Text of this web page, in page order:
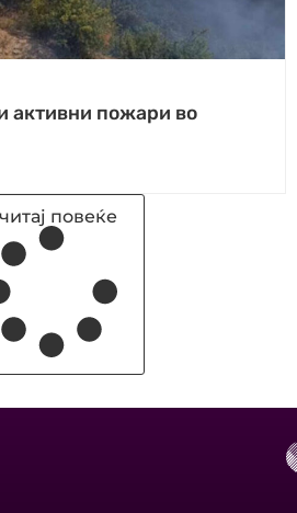
активни пожари во
повеќе